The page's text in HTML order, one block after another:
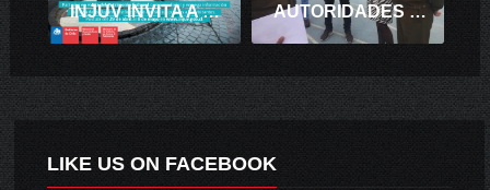
INJUV INVITA A JÓVENES A PARTICIPAR COMO VOLUNTARIOS DURANTE ESTE DÍA DEL PATRIMONIO AUTORIDADES FISCALIZAN ESTADIO EL TENIENTE Y APRUEBAN MEDIDAS DE SEGURIDAD PARA PARTIDO O’HIGGINS V/S UNIVERSIDAD CATÓLICA
LIKE US ON FACEBOOK